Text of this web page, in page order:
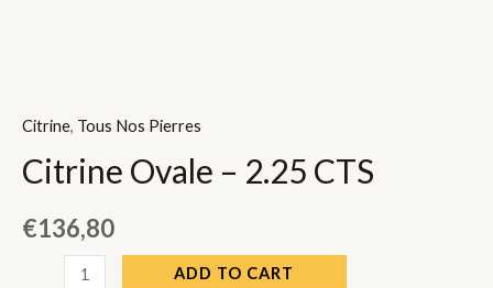
Citrine, Tous Nos Pierres
Citrine Ovale – 2.25 CTS
€136,80
ADD TO CART